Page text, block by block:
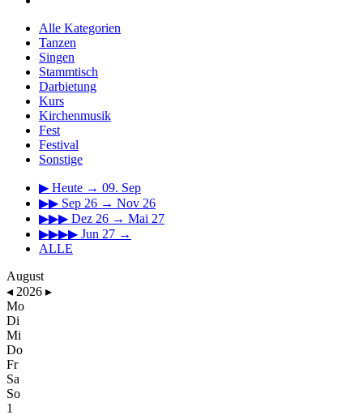
Alle Kategorien
Tanzen
Singen
Stammtisch
Darbietung
Kurs
Kirchenmusik
Fest
Festival
Sonstige
▶ Heute → 09. Sep
▶▶ Sep 26 → Nov 26
▶▶▶ Dez 26 → Mai 27
▶▶▶▶ Jun 27 →
ALLE
August
◂ 2026 ▸
Mo
Di
Mi
Do
Fr
Sa
So
1